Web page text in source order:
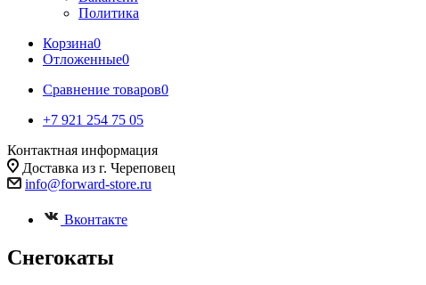
Политика
Корзина0
Отложенные0
Сравнение товаров0
+7 921 254 75 05
Контактная информация
Доставка из г. Череповец
info@forward-store.ru
Вконтакте
Снегокаты